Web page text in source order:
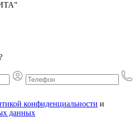
конфиденциальности и
данных